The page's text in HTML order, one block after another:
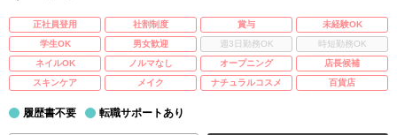
正社員登用 社割制度 賞与
未経験OK
学生OK
男女歓迎 週3日勤務OK
時短勤務OK
ネイルOK
ノルマなし オープニング
店長候補
スキンケア
メイク ナチュラルコスメ 百貨店
履歴書不要 転職サポートあり